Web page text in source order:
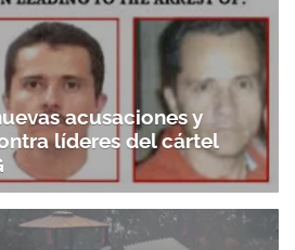
acusaciones y
líderes del cártel